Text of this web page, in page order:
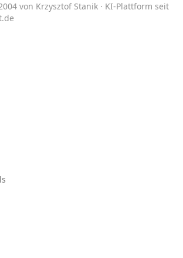
von Krzysztof Stanik · KI-Plattform seit